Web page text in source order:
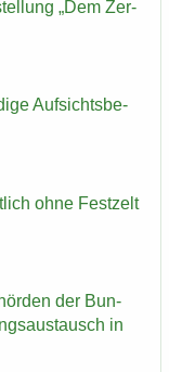
„Dem Zer­
Auf­sichts­be­
ohne Fest­zelt
der Bun­
in